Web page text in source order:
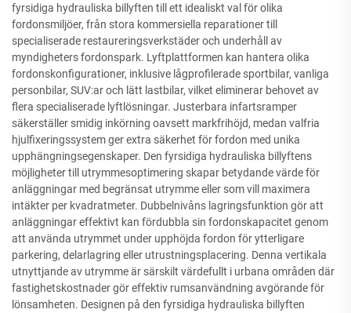
fyrsidiga hydrauliska billyften till ett idealiskt val för olika
fordonsmiljöer, från stora kommersiella reparationer till
specialiserade restaureringsverkstäder och underhåll av
myndigheters fordonspark. Lyftplattformen kan hantera olika
fordonskonfigurationer, inklusive lågprofilerade sportbilar, vanliga
personbilar, SUV:ar och lätt lastbilar, vilket eliminerar behovet av
flera specialiserade lyftlösningar. Justerbara infartsramper
säkerställer smidig inkörning oavsett markfrihöjd, medan valfria
hjulfixeringssystem ger extra säkerhet för fordon med unika
upphängningsegenskaper. Den fyrsidiga hydrauliska billyftens
möjligheter till utrymmesoptimering skapar betydande värde för
anläggningar med begränsat utrymme eller som vill maximera
intäkter per kvadratmeter. Dubbelnivåns lagringsfunktion gör att
anläggningar effektivt kan fördubbla sin fordonskapacitet genom
att använda utrymmet under upphöjda fordon för ytterligare
parkering, delarlagring eller utrustningsplacering. Denna vertikala
utnyttjande av utrymme är särskilt värdefullt i urbana områden där
fastighetskostnader gör effektiv rumsanvändning avgörande för
lönsamheten. Designen på den fyrsidiga hydrauliska billyften